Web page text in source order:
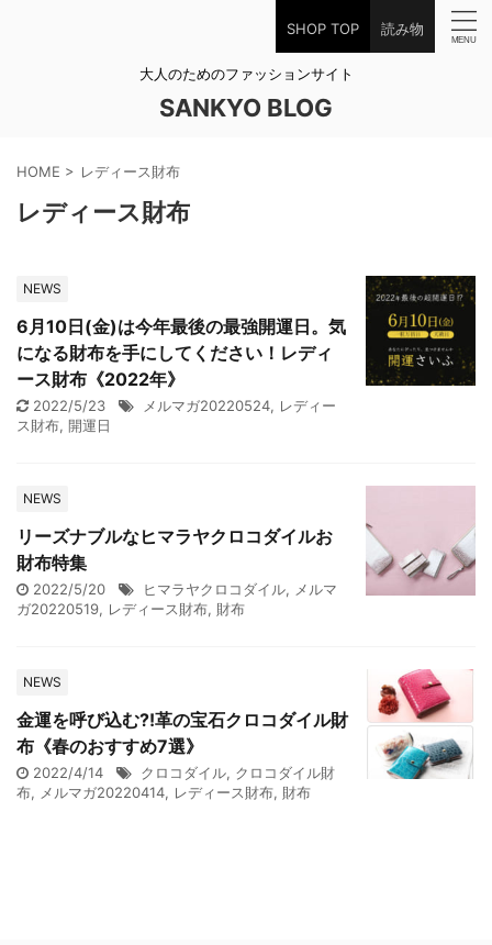
SHOP TOP 読み物
大人のためのファッションサイト
SANKYO BLOG
HOME > レディース財布
レディース財布
NEWS
6月10日(金)は今年最後の最強開運日。気
になる財布を手にしてください！レディ
ース財布《2022年》
2022/5/23 メルマガ20220524, レディー
ス財布, 開運日
NEWS
リーズナブルなヒマラヤクロコダイルお
財布特集
2022/5/20 ヒマラヤクロコダイル, メルマ
ガ20220519, レディース財布, 財布
NEWS
金運を呼び込む?!革の宝石クロコダイル財
布《春のおすすめ7選》
2022/4/14 クロコダイル, クロコダイル財
布, メルマガ20220414, レディース財布, 財布